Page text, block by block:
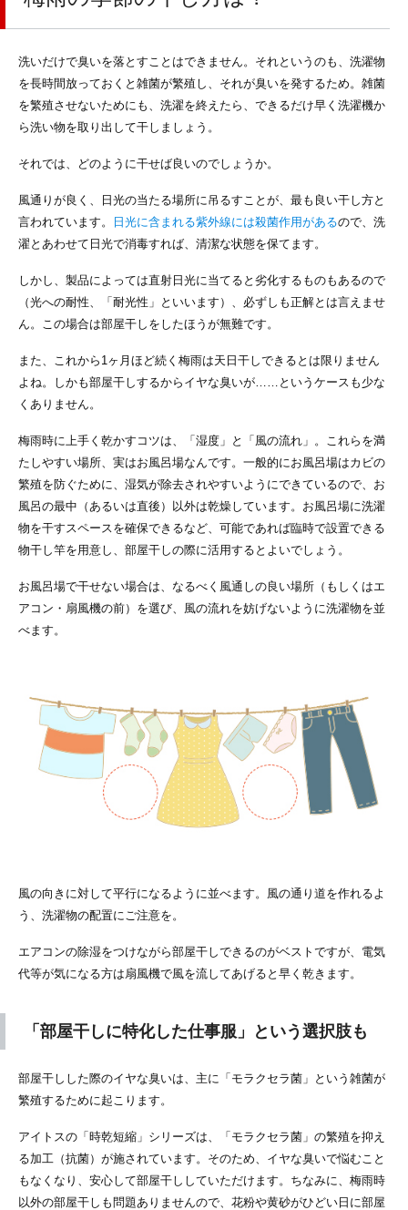
洗いだけで臭いを落とすことはできません。それというのも、洗濯物
を長時間放っておくと雑菌が繁殖し、それが臭いを発するため。雑菌
を繁殖させないためにも、洗濯を終えたら、できるだけ早く洗濯機か
ら洗い物を取り出して干しましょう。
それでは、どのように干せば良いのでしょうか。
風通りが良く、日光の当たる場所に吊るすことが、最も良い干し方と
言われています。
日光に含まれる紫外線には殺菌作用があるので、洗
濯とあわせて日光で消毒すれば、清潔な状態を保てます。
しかし、製品によっては直射日光に当てると劣化するものもあるので
（光への耐性、「耐光性」といいます）、必ずしも正解とは言えませ
ん。この場合は部屋干しをしたほうが無難です。
また、これから1ヶ月ほど続く梅雨は天日干しできるとは限りません
よね。しかも部屋干しするからイヤな臭いが……というケースも少な
くありません。
梅雨時に上手く乾かすコツは、「湿度」と「風の流れ」。これらを満
たしやすい場所、実はお風呂場なんです。一般的にお風呂場はカビの
繁殖を防ぐために、湿気が除去されやすいようにできているので、お
風呂の最中（あるいは直後）以外は乾燥しています。お風呂場に洗濯
物を干すスペースを確保できるなど、可能であれば臨時で設置できる
物干し竿を用意し、部屋干しの際に活用するとよいでしょう。
お風呂場で干せない場合は、なるべく風通しの良い場所（もしくはエ
アコン・扇風機の前）を選び、風の流れを妨げないように洗濯物を並
べます。
風の向きに対して平行になるように並べます。風の通り道を作れるよ
う、洗濯物の配置にご注意を。
エアコンの除湿をつけながら部屋干しできるのがベストですが、電気
代等が気になる方は扇風機で風を流してあげると早く乾きます。
「部屋干しに特化した仕事服」という選択肢も
部屋干しした際のイヤな臭いは、主に「モラクセラ菌」という雑菌が
繁殖するために起こります。
アイトスの「時乾短縮」シリーズは、「モラクセラ菌」の繁殖を抑え
る加工（抗菌）が施されています。そのため、イヤな臭いで悩むこと
もなくなり、安心して部屋干ししていただけます。ちなみに、梅雨時
以外の部屋干しも問題ありませんので、花粉や黄砂がひどい日に部屋